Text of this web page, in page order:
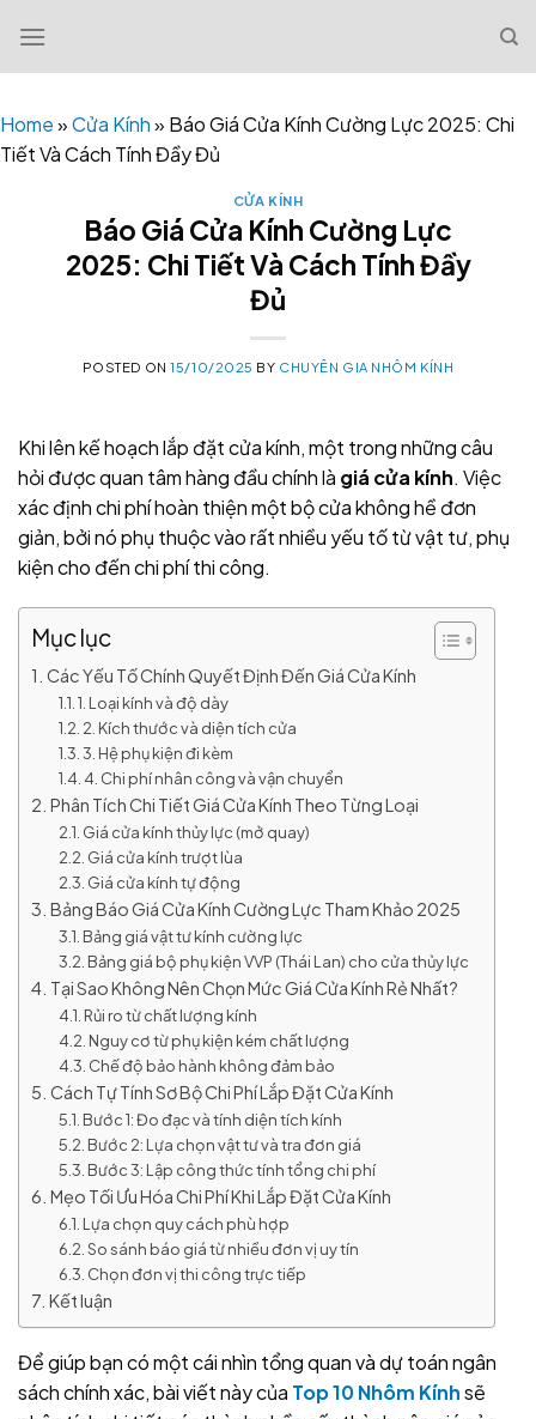
content
Home»Cửa Kính» Báo Giá Cửa Kính Cường Lực 2025: Chi
Tiết Và Cách Tính Đầy Đủ
CỬA KÍNH
Báo Giá Cửa Kính Cường Lực
2025: Chi Tiết Và Cách Tính Đầy
Đủ
POSTED ON15/10/2025 BY CHUYÊN GIA NHÔM KÍNH
Khi lên kế hoạch lắp đặt cửa kính, một trong những câu
hỏi được quan tâm hàng đầu chính là giá cửa kính. Việc
xác định chi phí hoàn thiện một bộ cửa không hề đơn
giản, bởi nó phụ thuộc vào rất nhiều yếu tố từ vật tư, phụ
kiện cho đến chi phí thi công.
Mục lục
Các Yếu Tố Chính Quyết Định Đến Giá Cửa Kính
1. Loại kính và độ dày
2. Kích thước và diện tích cửa
3. Hệ phụ kiện đi kèm
4. Chi phí nhân công và vận chuyển
Phân Tích Chi Tiết Giá Cửa Kính Theo Từng Loại
Giá cửa kính thủy lực (mở quay)
Giá cửa kính trượt lùa
Giá cửa kính tự động
Bảng Báo Giá Cửa Kính Cường Lực Tham Khảo 2025
Bảng giá vật tư kính cường lực
Bảng giá bộ phụ kiện VVP (Thái Lan) cho cửa thủy lực
Tại Sao Không Nên Chọn Mức Giá Cửa Kính Rẻ Nhất?
Rủi ro từ chất lượng kính
Nguy cơ từ phụ kiện kém chất lượng
Chế độ bảo hành không đảm bảo
Cách Tự Tính Sơ Bộ Chi Phí Lắp Đặt Cửa Kính
Bước 1: Đo đạc và tính diện tích kính
Bước 2: Lựa chọn vật tư và tra đơn giá
Bước 3: Lập công thức tính tổng chi phí
Mẹo Tối Ưu Hóa Chi Phí Khi Lắp Đặt Cửa Kính
Lựa chọn quy cách phù hợp
So sánh báo giá từ nhiều đơn vị uy tín
Chọn đơn vị thi công trực tiếp
Kết luận
Để giúp bạn có một cái nhìn tổng quan và dự toán ngân
sách chính xác, bài viết này của Top 10 Nhôm Kínhsẽ